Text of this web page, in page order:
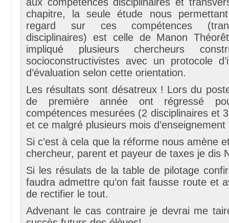
chapitre, la seule étude nous
regard sur ces compétences
disciplinaires) est celle de Manon
impliqué plusieurs chercheurs
socioconstructivistes avec un protocole
d’évaluation selon cette orientation.
Les résultats sont désatreux ! Lors du
de première année ont régressé
compétences mesurées (2 disciplinaires et
et ce malgré plusieurs mois d’enseignement
Si c’est à cela que la réforme nous amène
chercheur, parent et payeur de taxes je dis
Si les résulats de la table de pilotage
faudra admettre qu’on fait fausse route et
de rectifier le tout.
Advenant le cas contraire je devrai me